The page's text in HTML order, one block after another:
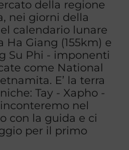
della regione
nei giorni della
calendario lunare
Ha Giang (155km) e
Su Phi - imponenti
come National
E’ la terra
Tay - Xapho -
nel
con la guida e ci
per il primo